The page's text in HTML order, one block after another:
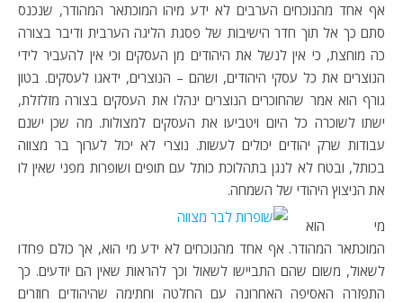
אף אחד מהנוכחים הערבים לא ידע מיהו המוכתאר המהודר, שנכנס
סתם כך אל תוך חדר הישיבות של פסגת הליגה הערבית ודיבר בצורה
כה מוחצת, כי אין לנשל את היהודים מן העסקים וכי אין להעביר לידי
הנוצרים את כל עסקי היהודים, ושהם – הנוצרים, ידאגו לעסקים. בטון
גורף הוא אמר שהחוכרים הנוצרים ינהלו את העסקים בצורה מזלזלת,
ישתו לשוכרה כל היום ויטביעו את העסקים למצולות. מה שכן ישנם
עבודות שרק יהודים יכולים לעשות. נוצרי לא יכול לערוך בר מצווה
בכותל, ובטח לא לנגן בתהלוכת כותל עם תופים ושופרות מפני שאין לו
את הניצוץ היהודי של השמחה.
מי הוא
המוכתאר המהודר. אף אחד מהנוכחים לא ידע מי הוא, אך כולם פחדו
לשאול, משום שהם התביישו לשאול וכך להראות שאין הם יודעים. כך
התפזרה האסיפה האחרונה עם החלטה וחתימה שהיהודים חוזרים